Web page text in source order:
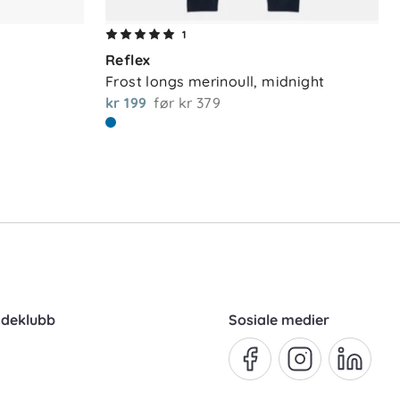
1
Reflex
Frost longs merinoull, midnight
kr 199 før kr 379
Sosiale medier